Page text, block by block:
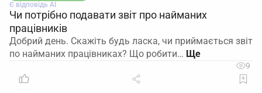
Є відповідь АІ
Чи потрібно подавати звіт про найманих
працівників
Добрий день. Скажіть будь ласка, чи приймається звіт
по найманих працівниках? Що робити…
9